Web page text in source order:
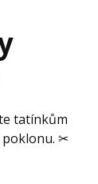
tatínkům
poklonu. ✂